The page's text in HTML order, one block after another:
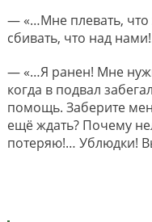
— «…Мне плевать,
сбивать, что над
— «…Я ранен! Мне
когда в подвал
помощь. Заберите
ещё ждать? Почему
потеряю!… Ублюдки!